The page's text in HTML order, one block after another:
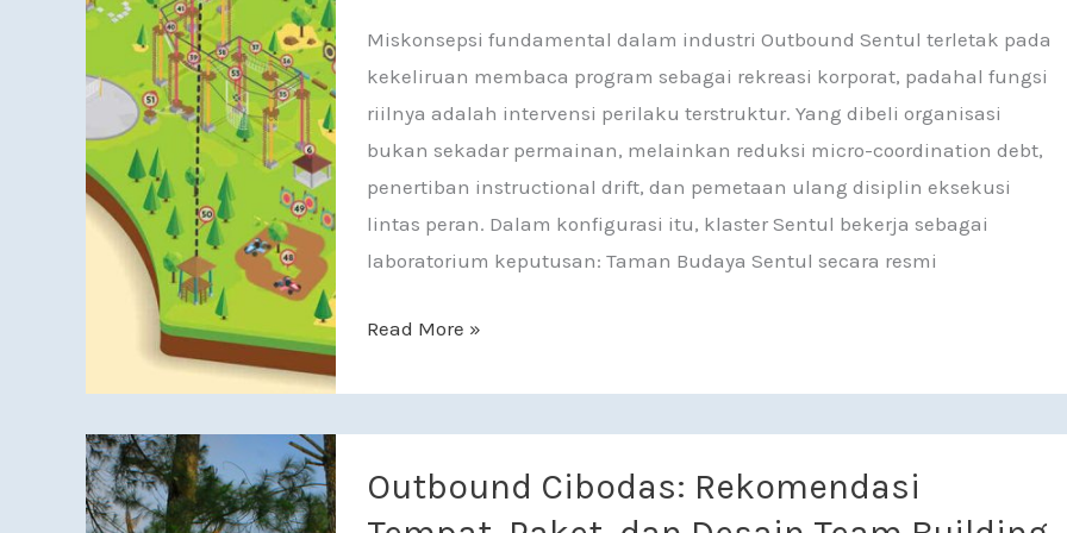
Miskonsepsi fundamental dalam industri Outbound Sentul terletak pada
kekeliruan membaca program sebagai rekreasi korporat, padahal fungsi
riilnya adalah intervensi perilaku terstruktur. Yang dibeli organisasi
bukan sekadar permainan, melainkan reduksi micro-coordination debt,
penertiban instructional drift, dan pemetaan ulang disiplin eksekusi
lintas peran. Dalam konfigurasi itu, klaster Sentul bekerja sebagai
laboratorium keputusan: Taman Budaya Sentul secara resmi
Read More »
Outbound Cibodas: Rekomendasi